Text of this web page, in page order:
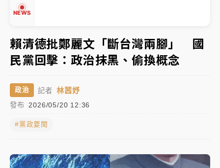
NEWS
中信慈善基金會想增加董事人數！辜仲諒向法院聲請遭
駁 理由曝光
故宮《龍藏經》特展第2檔！今線上預約開賣一度塞車
周六起展出延長至晚上7時
台東農業處長涉圖利渡假村！東檢抗告成功 今重開羈
父親節泡湯了！中颱白海豚雨彈轟3天 「紅到發紫」降
雨熱區曝
暑假過三周才推「E宿新北打卡趣」！抽獎程序複雜 觀
賴清德批鄭麗文「斷台灣兩腳」 國
民黨回擊：政治抹黑、偷換概念
政治 記者 林茜妤
發布 2026/05/20 12:36
#黨政要聞